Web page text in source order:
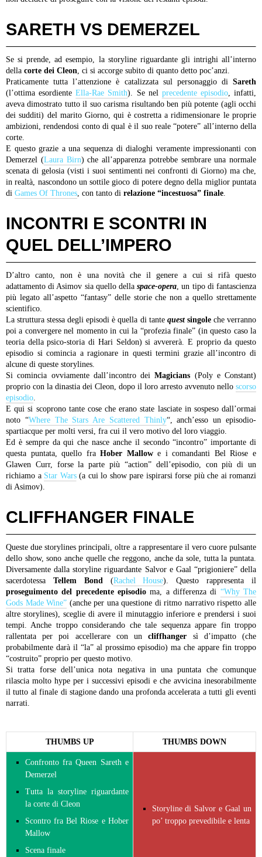
SARETH VS DEMERZEL
Se si prende, ad esempio, la storyline riguardante gli intrighi all’interno
della corte dei Cleon , ci si accorge subito di quanto detto poc’anzi.
Praticamente tutta l’attenzione è catalizzata sul personaggio di Sareth
(l’ottima esordienteElla-Rae Smith). Se nel precedente episodio, infatti,
aveva dimostrato tutto il suo carisma risultando ben più potente (agli occhi
dei sudditi) del marito Giorno, qui è costretta a ridimensionare le proprie
ambizioni, rendendosi conto di qual è il suo reale “potere” all’interno della
corte.
E questo grazie a una sequenza di dialoghi veramente impressionanti con
Demerzel (Laura Birn) che all’apparenza potrebbe sembrare una normale
scenata di gelosia (visti i suoi sentimenti nei confronti di Giorno) ma che,
in realtà, nascondono un sottile gioco di potere degno della miglior puntata
di Games Of Thrones , con tanto di relazione “incestuosa” finale
INCONTRI E SCONTRI IN
QUEL DELL’IMPERO
D’altro canto, non è una novità che il genere a cui si rifà questo
adattamento di Asimov sia quello dellaspace-opera , un tipo di fantascienza
più legato all’aspetto “fantasy” delle storie che non a quello strettamente
scientifico.
La struttura stessa degli episodi è quella di tante questsingoleche verranno
poi a convergere nel momento in cui la “profezia finale” (in questo caso la
teoria della psico-storia di Hari Seldon) si avvererà. E proprio da questo
episodio si comincia a ragionare in questi termini grazie all’incontro di
alcune di queste storylines.
Si comincia ovviamente dall’incontro deiMagicians (Poly e Constant)
proprio con la dinastia dei Cleon, dopo il loro arresto avvenuto nello scorso
episodio
E qui si scoprono tante cose che erano state lasciate in sospeso dall’ormai
noto “Where The Stars Are Scattered Thinly“, anch’esso un episodio-
spartiacque per molti versi, fra cui il vero motivo del loro viaggio.
Ed è sempre da qui che nasce anche il secondo “incontro” importante di
questa puntata, quello fraHober Mallowe i comandanti Bel Riose e
Glawen Curr, forse la parte più “action” dell’episodio, con più di un
richiamo a Star Wars(a cui lo show pare ispirarsi forse più che ai romanzi
di Asimov).
CLIFFHANGER FINALE
Queste due storylines principali, oltre a rappresentare il vero cuore pulsante
dello show, sono anche quelle che reggono, anche da sole, tutta la puntata.
Diversamente dalla storyline riguardante Salvor e Gaal “prigioniere” della
sacerdotessa Tellem Bond (Rachel House). Questo rappresenta il
proseguimento del precedente episodio ma, a differenza di “Why The
Gods Made Wine” (anche per una questione di ritmo narrativo rispetto alle
altre storylines), sceglie di avere il minutaggio inferiore e prendersi i suoi
tempi. Anche troppo considerando che tale sequenza appare fin troppo
rallentata per poi accellerare con uncliffhanger sì d’impatto (che
probabilmente darà il “la” al prossimo episodio) ma che appare fin troppo
“costruito” proprio per questo motivo.
Si tratta forse dell’unica nota negativa in una puntata che comunque
rilascia molto hype per i successivi episodi e che avvicina inesorabilmente
il tutto al finale di stagione dando una profonda accelerata a tutti gli eventi
narrati.
THUMBS UP THUMBS DOWN
Confronto fra Queen Sareth e
Demerzel
Tutta la storyline riguardante
la corte di Cleon
Scontro fra Bel Riose e Hober
Mallow
Scena finale
Storyline di Salvor e Gaal un
po’ troppo prevedibile e lenta